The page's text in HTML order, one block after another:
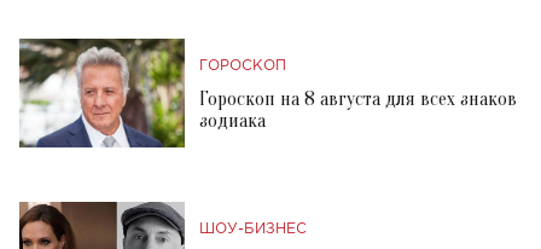
ГОРОСКОП
Гороскоп на 8 августа для всех знаков
зодиака
ШОУ-БИЗНЕС